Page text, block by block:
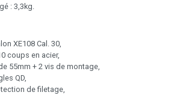
: 3,3kg.
XE108 Cal. 30,
coups en acier,
55mm + 2 vis de montage,
QD,
de filetage,